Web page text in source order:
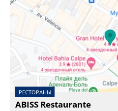
РЕСТОРАНЫ
ABISS Restaurante